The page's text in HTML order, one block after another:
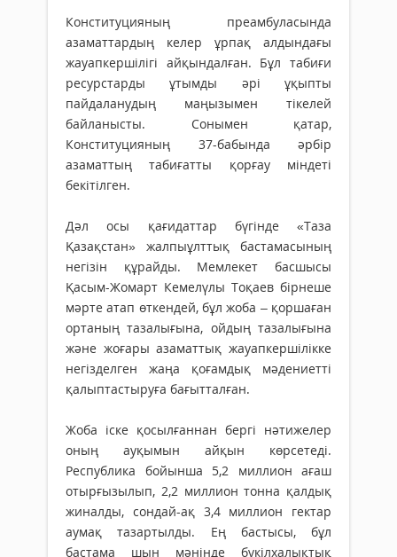
Конституцияның преамбуласында
азаматтардың келер ұрпақ алдындағы
жауапкершілігі айқындалған. Бұл табиғи
ресурстарды ұтымды әрі ұқыпты
пайдаланудың маңызымен тікелей
байланысты. Сонымен қатар,
Конституцияның 37-бабында әрбір
азаматтың табиғатты қорғау міндеті
бекітілген.
Дәл осы қағидаттар бүгінде «Таза
Қазақстан» жалпыұлттық бастамасының
негізін құрайды. Мемлекет басшысы
Қасым-Жомарт Кемелүлы Тоқаев бірнеше
мәрте атап өткендей, бұл жоба – қоршаған
ортаның тазалығына, ойдың тазалығына
және жоғары азаматтық жауапкершілікке
негізделген жаңа қоғамдық мәдениетті
қалыптастыруға бағытталған.
Жоба іске қосылғаннан бергі нәтижелер
оның ауқымын айқын көрсетеді.
Республика бойынша 5,2 миллион ағаш
отырғызылып, 2,2 миллион тонна қалдық
жиналды, сондай-ақ 3,4 миллион гектар
аумақ тазартылды. Ең бастысы, бұл
бастама шын мәнінде бүкілхалықтық